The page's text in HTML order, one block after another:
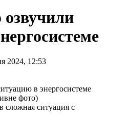
2024, 12:53
фото)
сложная ситуация с